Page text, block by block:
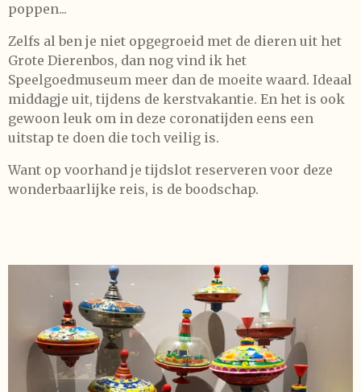
poppen...
Zelfs al ben je niet opgegroeid met de dieren uit het
Grote Dierenbos, dan nog vind ik het
Speelgoedmuseum meer dan de moeite waard. Ideaal
middagje uit, tijdens de kerstvakantie. En het is ook
gewoon leuk om in deze coronatijden eens een
uitstap te doen die toch veilig is.
Want op voorhand je tijdslot reserveren voor deze
wonderbaarlijke reis, is de boodschap.